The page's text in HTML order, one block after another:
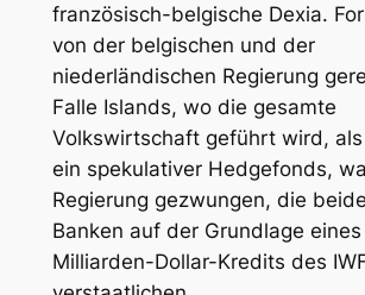
französisch-belgische Dexia.
von der belgischen und der
niederländischen Regierung
Falle Islands, wo die gesamte
Volkswirtschaft geführt wird,
ein spekulativer Hedgefonds,
Regierung gezwungen, die
Banken auf der Grundlage
Milliarden-Dollar-Kredits des